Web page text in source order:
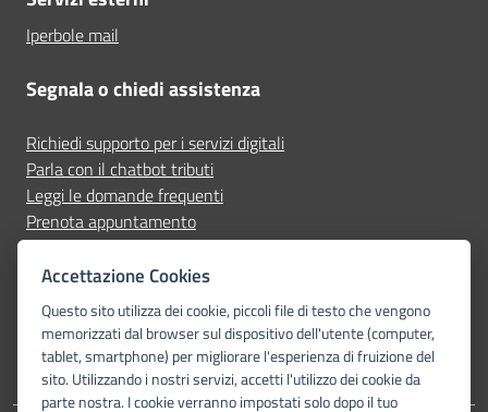
Iperbole mail
Segnala o chiedi assistenza
Richiedi supporto per i servizi digitali
Parla con il chatbot tributi
Leggi le domande frequenti
Prenota appuntamento
Segnala disservizio
Seguici su
Accettazione Cookies
Questo sito utilizza dei cookie, piccoli file di testo che vengono
memorizzati dal browser sul dispositivo dell'utente (computer,
tablet, smartphone) per migliorare l'esperienza di fruizione del
sito. Utilizzando i nostri servizi, accetti l'utilizzo dei cookie da
parte nostra. I cookie verranno impostati solo dopo il tuo